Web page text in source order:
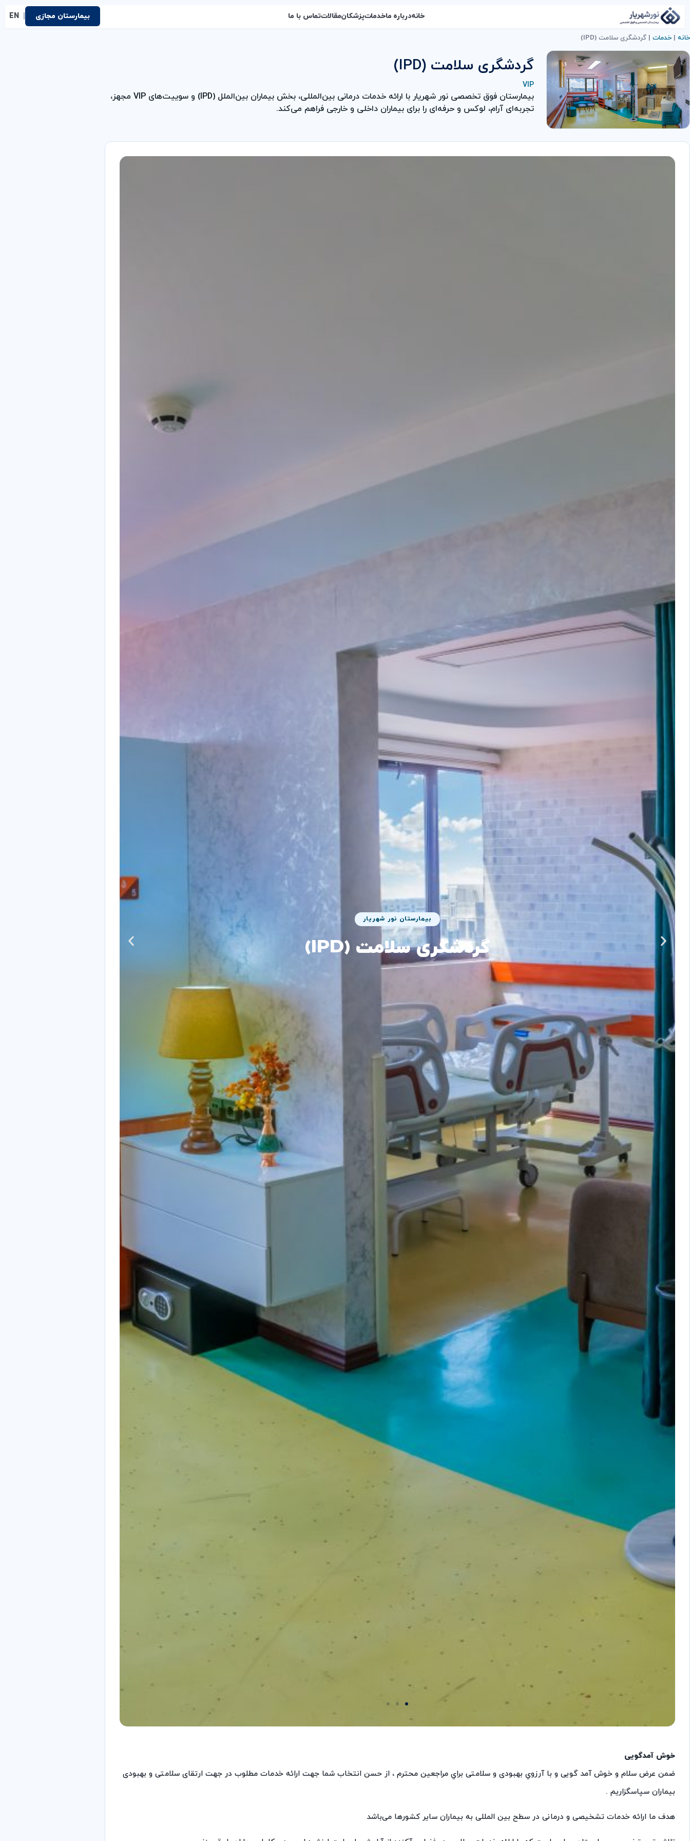
خانهدرباره ماخدماتپزشکانمقالاتتماس با ما بیمارستان مجازی EN
خانه | خدمات | گردشگری سلامت (IPD)
گردشگری سلامت (IPD)
VIP
بیمارستان فوق تخصصی نور شهریار با ارائه خدمات درمانی بین‌المللی، بخش بیماران بین‌الملل (IPD) و سوییت‌های VIP مجهز،
تجربه‌ای آرام، لوکس و حرفه‌ای را برای بیماران داخلی و خارجی فراهم می‌کند.
بیمارستان نور شهریار
گردشگری سلامت (IPD)
خوش آمدگویی
ضمن عرض سلام و خوش آمد گويی و با آرزوي بهبودی و سلامتی براي مراجعين محترم ، از حسن انتخاب شما جهت ارائه خدمات مطلوب در جهت ارتقای سلامتی و بهبودی
بيماران سپاسگزاريم .
هدف ما ارائه خدمات تشخیصی و درمانی در سطح بین المللی به بیماران سایر کشورها می‌باشد